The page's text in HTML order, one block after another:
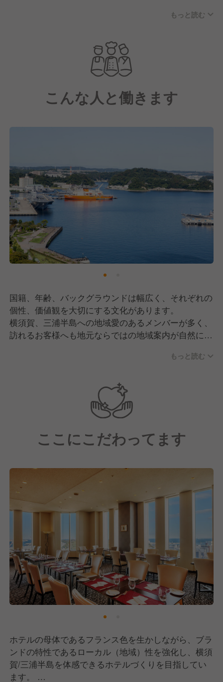
スピタリティを提供し、地元に愛されるホテルを目指
もっと読む
こんな人と働きます
国籍、年齢、バックグラウンドは幅広く、それぞれの
個性、価値観を大切にする文化があります。
横須賀、三浦半島への地域愛のあるメンバーが多く、
訪れるお客様へも地元ならではの地域案内が自然に出
もっと読む
ここにこだわってます
ホテルの母体であるフランス色を生かしながら、ブラ
ンドの特性であるローカル（地域）性を強化し、横須
賀/三浦半島を体感できるホテルづくりを目指してい
ます。